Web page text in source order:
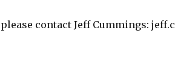
contact Jeff Cummings: